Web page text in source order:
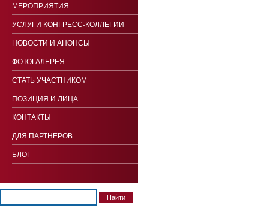
МЕРОПРИЯТИЯ
УСЛУГИ КОНГРЕСС-КОЛЛЕГИИ
НОВОСТИ И АНОНСЫ
ФОТОГАЛЕРЕЯ
СТАТЬ УЧАСТНИКОМ
ПОЗИЦИЯ И ЛИЦА
КОНТАКТЫ
ДЛЯ ПАРТНЕРОВ
БЛОГ